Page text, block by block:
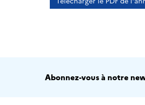
Abonnez-vous à notre